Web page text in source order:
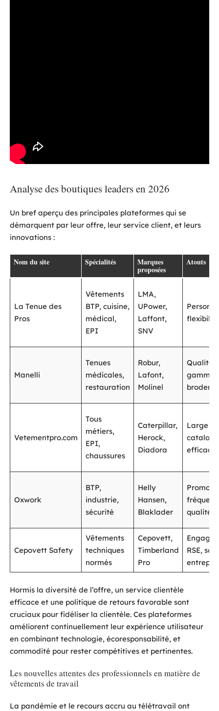
Analyse des boutiques leaders en 2026
Un bref aperçu des principales plateformes qui se
démarquent par leur offre, leur service client, et leurs
innovations :
Nom du site Spécialités Marques
proposées
Atouts
La Tenue des
Pros
Vêtements
BTP, cuisine,
médical,
EPI
LMA,
UPower,
Laffont,
SNV
flexibilité
Manelli
Tenues
médicales,
restauration
Robur,
Lafont,
Molinel
Qualité
gamme,
Vetementpro.com
Tous
métiers,
EPI,
chaussures
Caterpillar,
Herock,
Diadora
Large
efficaces
Oxwork
BTP,
industrie,
sécurité
Helly
Hansen,
Blaklader
qualité
Cepovett Safety
Vêtements
techniques
normés
Cepovett,
Timberland
Pro
RSE,
Hormis la diversité de l’offre, un service clientèle
efficace et une politique de retours favorable sont
cruciaux pour fidéliser la clientèle. Ces plateformes
améliorent continuellement leur expérience utilisateur
en combinant technologie, écoresponsabilité, et
commodité pour rester compétitives et pertinentes.
Les nouvelles attentes des professionnels en matière de
vêtements de travail
La pandémie et le recours accru au télétravail ont